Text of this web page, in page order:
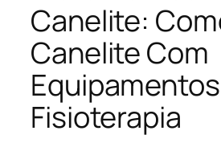
Canelite:
Canelite Com
Fisioterapia